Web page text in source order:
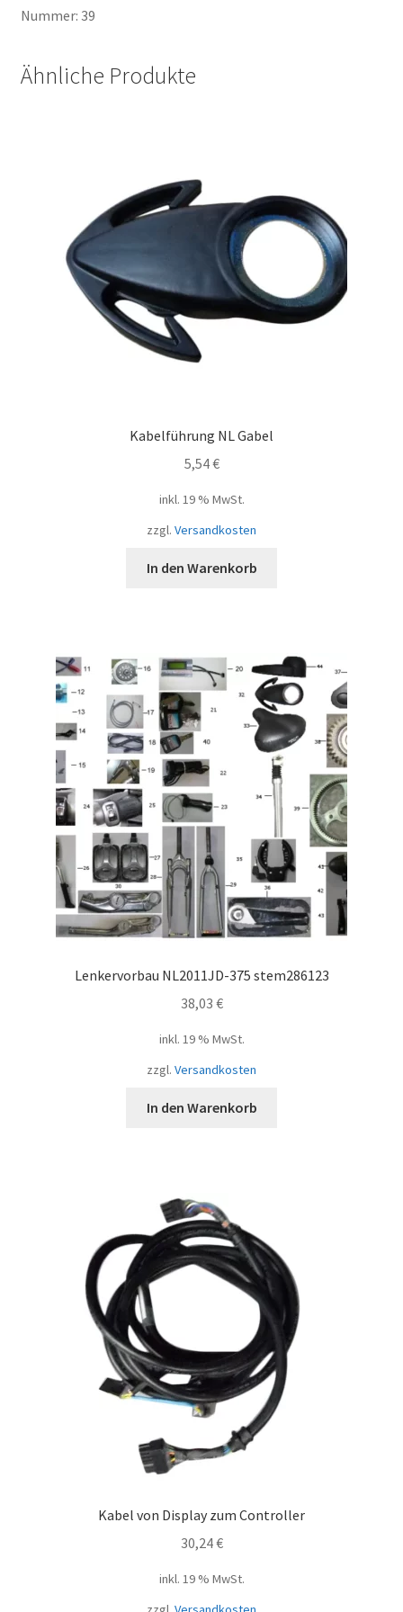
Nummer: 39
Ähnliche Produkte
Kabelführung NL Gabel
5,54€
inkl. 19 % MwSt.
zzgl. Versandkosten
In den Warenkorb
Lenkervorbau NL2011JD-375 stem286123
38,03 €
inkl. 19 % MwSt.
zzgl. Versandkosten
In den Warenkorb
Kabel von Display zum Controller
30,24€
inkl. 19 % MwSt.